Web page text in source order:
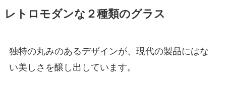
レトロモダンな２種類のグラス
独特の丸みのあるデザインが、現代の製品にはな
い美しさを醸し出しています。